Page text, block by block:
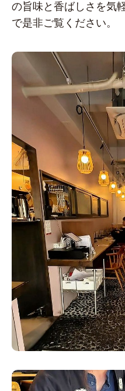
の旨味と香ばしさを気
で是非ご覧ください。